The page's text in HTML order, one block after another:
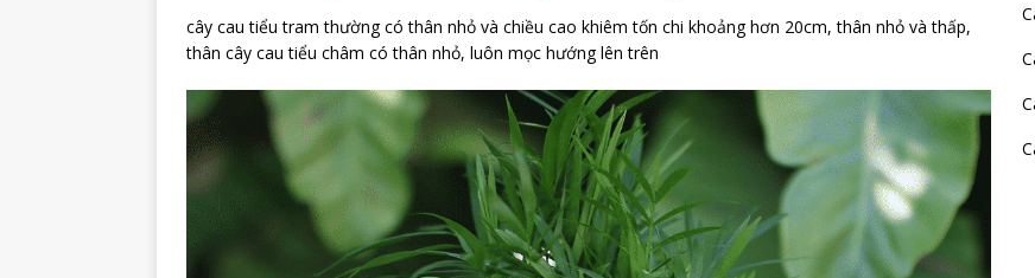
cây cau tiểu tram thường có thân nhỏ và chiều cao khiêm tốn chi khoảng hơn 20cm, thân nhỏ và thấp,
thân cây cau tiểu châm có thân nhỏ, luôn mọc hướng lên trên